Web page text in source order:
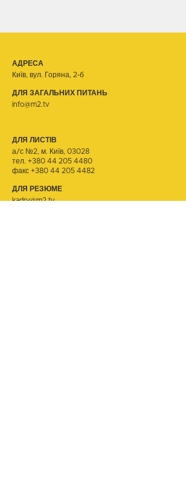
АДРЕСА
Київ, вул. Горяна, 2-б
ДЛЯ ЗАГАЛЬНИХ ПИТАНЬ
info@m2.tv
ДЛЯ ЛИСТІВ
а/с №2, м. Київ, 03028
тел. +380 44 205 4480
факс +380 44 205 4482
ДЛЯ РЕЗЮМЕ
kadry@m2.tv